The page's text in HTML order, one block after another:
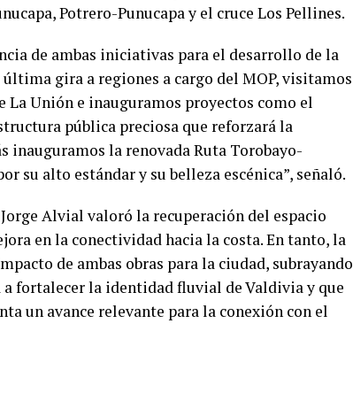
Potrero-Punucapa y el cruce Los Pellines.
de ambas iniciativas para el desarrollo de la
gira a regiones a cargo del MOP, visitamos
Unión e inauguramos proyectos como el
pública preciosa que reforzará la
la renovada Ruta Torobayo-
su alto estándar y su belleza escénica”, señaló.
Alvial valoró la recuperación del espacio
en la conectividad hacia la costa. En tanto, la
de ambas obras para la ciudad, subrayando
fortalecer la identidad fluvial de Valdivia y que
un avance relevante para la conexión con el